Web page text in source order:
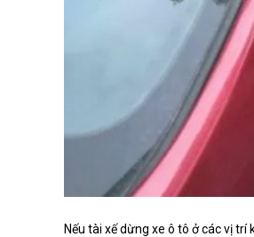
Nếu tài xế dừng xe ô tô ở các vị